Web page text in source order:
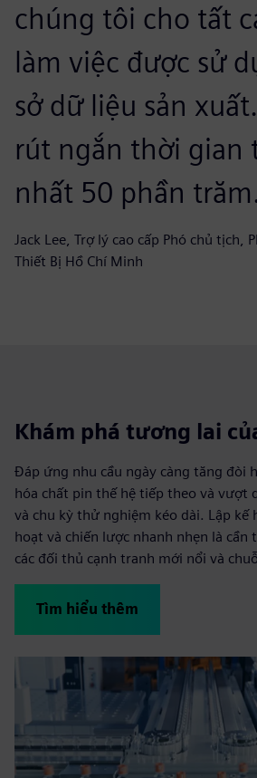
chúng tôi cho tất
làm việc được sử
sở dữ liệu sản
rút ngắn thời gian
nhất 50 phần
Jack Lee, Trợ lý cao cấp Phó chủ tịch,
Thiết Bị Hồ Chí Minh
Khám phá tương lai
Đáp ứng nhu cầu ngày càng tăng đòi
hóa chất pin thế hệ tiếp theo và vượt
và chu kỳ thử nghiệm kéo dài. Lập kế
hoạt và chiến lược nhanh nhẹn là cần
các đối thủ cạnh tranh mới nổi và
Tìm hiểu thêm